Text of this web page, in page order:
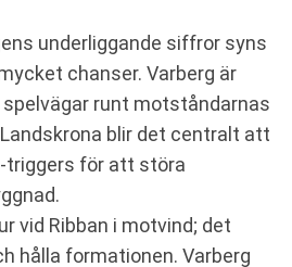
underliggande siffror syns
chanser. Varberg är
runt motståndarnas
blir det centralt att
för att störa
vid Ribban i motvind; det
hålla formationen. Varberg